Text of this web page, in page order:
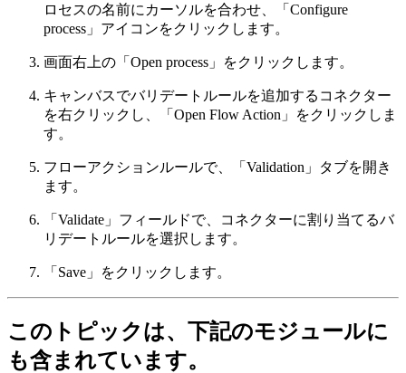
ロセスの名前にカーソルを合わせ、
「Configure
process」 アイコンをクリックします。
画面右上の 「Open process」 をクリックします。
キャンバスでバリデートルールを追加するコネクター
を右クリックし、
「Open Flow Action」
をクリックしま
す。
フローアクションルールで、 「Validation」
タブを開き
ます。
「Validate」 フィールドで、コネクターに割り当てるバ
リデートルールを選択します。
「Save」 をクリックします。
このトピックは、下記のモジュールに
も含まれています。